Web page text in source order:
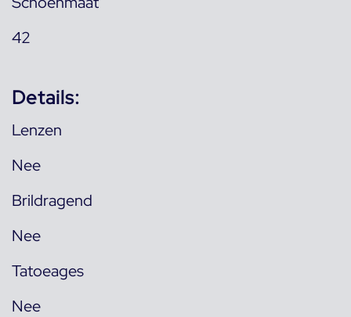
42
Details:
Lenzen
Nee
Brildragend
Nee
Tatoeages
Nee